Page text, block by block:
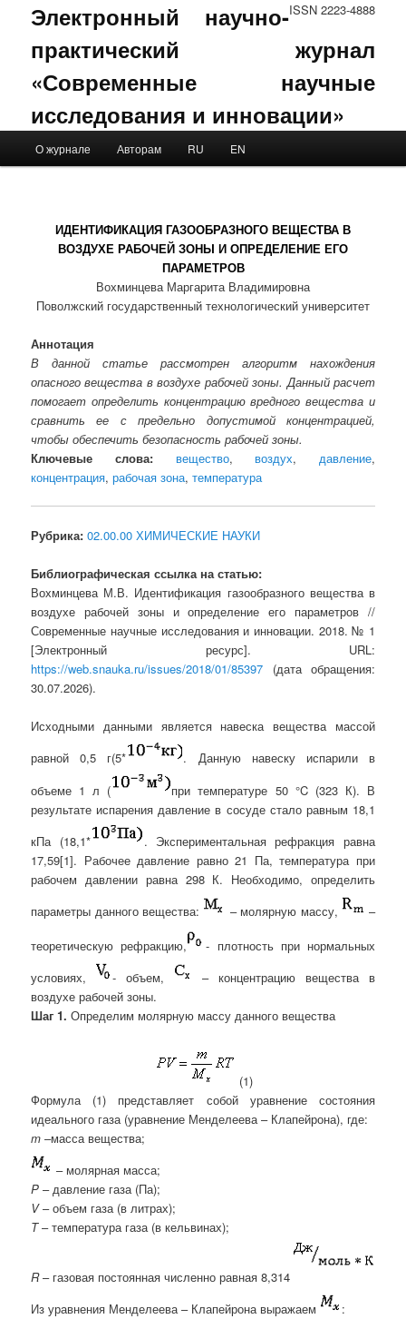
ISSN 2223-4888
Электронный научно-
практический журнал
«Современные научные
исследования и инновации»
Skip to primary content
Skip to secondary content
О журнале Авторам RU EN
ИДЕНТИФИКАЦИЯ ГАЗООБРАЗНОГО ВЕЩЕСТВА В
ВОЗДУХЕ РАБОЧЕЙ ЗОНЫ И ОПРЕДЕЛЕНИЕ ЕГО
ПАРАМЕТРОВ
Вохминцева Маргарита Владимировна
Поволжский государственный технологический университет
Аннотация
В данной статье рассмотрен алгоритм нахождения
опасного вещества в воздухе рабочей зоны. Данный расчет
помогает определить концентрацию вредного вещества и
сравнить ее с предельно допустимой концентрацией,
чтобы обеспечить безопасность рабочей зоны.
Ключевые слова:
вещество, воздух, давление,
концентрация,рабочая зона,температура
Рубрика: 02.00.00 ХИМИЧЕСКИЕ НАУКИ
Библиографическая ссылка на статью:
Вохминцева М.В. Идентификация газообразного вещества в
воздухе рабочей зоны и определение его параметров //
Современные научные исследования и инновации. 2018. № 1
[Электронный ресурс]. URL:
https://web.snauka.ru/issues/2018/01/85397 (дата обращения:
30.07.2026).
Исходными данными является навеска вещества массой
равной 0,5 г(5*
. Данную навеску испарили в
объеме 1 л (
при температуре 50 °C (323 К). В
результате испарения давление в сосуде стало равным 18,1
кПа (18,1*
. Экспериментальная рефракция равна
17,59[1]. Рабочее давление равно 21 Па, температура при
рабочем давлении равна 298 К. Необходимо, определить
параметры данного вещества:
– молярную массу, –
теоретическую рефракцию,
- плотность при нормальных
условиях,
- объем,
– концентрацию вещества в
воздухе рабочей зоны.
Шаг 1. Определим молярную массу данного вещества
(1)
Формула (1) представляет собой уравнение состояния
идеального газа (уравнение Менделеева – Клапейрона), где:
m –масса вещества;
– молярная масса;
P – давление газа (Па);
V– объем газа (в литрах);
T– температура газа (в кельвинах);
R– газовая постоянная численно равная 8,314
Из уравнения Менделеева – Клапейрона выражаем
: